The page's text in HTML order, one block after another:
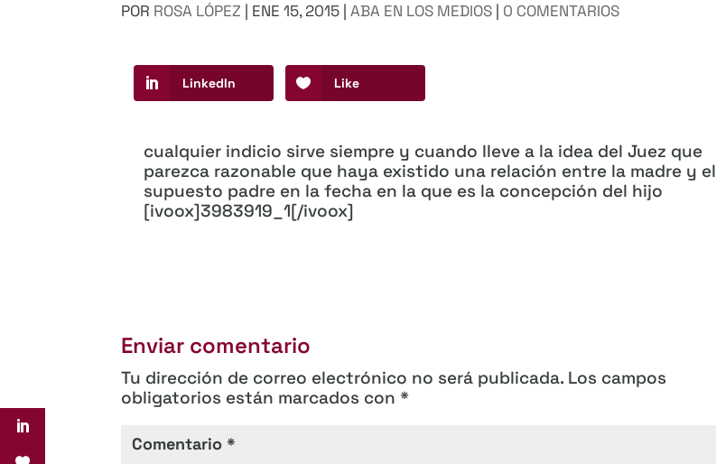
POR ROSA LÓPEZ | ENE 15, 2015 |ABA EN LOS MEDIOS | 0 COMENTARIOS
LinkedIn Like
cualquier indicio sirve siempre y cuando lleve a la idea del Juez que
parezca razonable que haya existido una relación entre la madre y el
supuesto padre en la fecha en la que es la concepción del hijo
[ivoox]3983919_1[/ivoox]
Enviar comentario
Tu dirección de correo electrónico no será publicada. Los campos
obligatorios están marcados con *